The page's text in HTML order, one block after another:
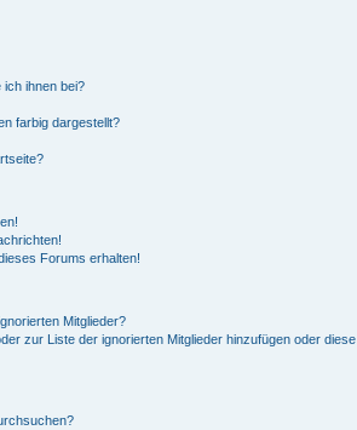
ich ihnen bei?
farbig dargestellt?
Forums erhalten!
Mitglieder?
zur Liste der ignorierten Mitglieder hinzufügen oder diese